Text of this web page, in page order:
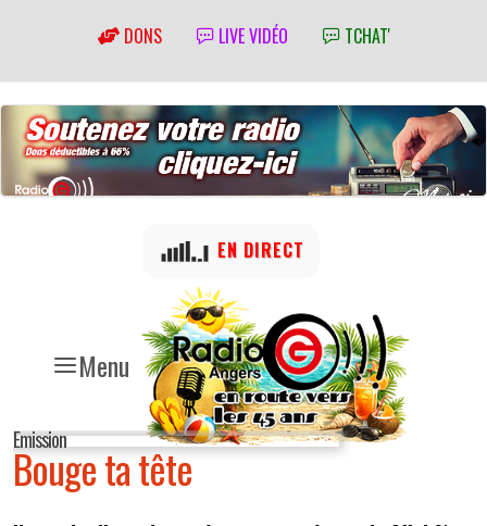
DONS LIVE VIDÉO TCHAT'
Menu
EN DIRECT
Emission
Bouge ta tête